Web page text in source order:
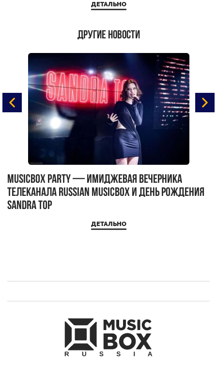
ДЕТАЛЬНО
Другие новости
MUSICBOX PARTY — имиджевая вечерника
телеканала RUSSIAN MUSICBOX и день рождения
Sandra Top
ДЕТАЛЬНО